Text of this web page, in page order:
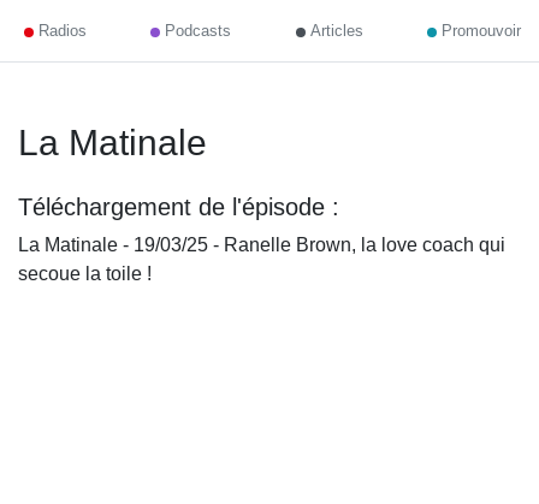
Radios Podcasts Articles Promouvoir
La Matinale
Téléchargement de l'épisode :
La Matinale - 19/03/25 - Ranelle Brown, la love coach qui
secoue la toile !